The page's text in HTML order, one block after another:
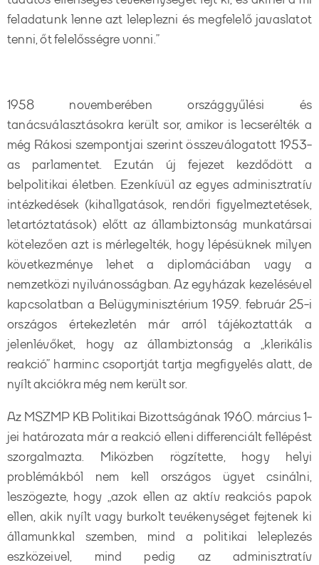
feladatunk lenne azt leleplezni és megfelelő javaslatot
tenni, őt felelősségre vonni.”
1958 novemberében országgyűlési és
tanácsválasztásokra került sor, amikor is lecserélték a
még Rákosi szempontjai szerint összeválogatott 1953-
as parlamentet. Ezután új fejezet kezdődött a
belpolitikai életben. Ezenkívül az egyes adminisztratív
intézkedések (kihallgatások, rendőri figyelmeztetések,
letartóztatások) előtt az állambiztonság munkatársai
kötelezően azt is mérlegelték, hogy lépésüknek milyen
következménye lehet a diplomáciában vagy a
nemzetközi nyilvánosságban. Az egyházak kezelésével
kapcsolatban a Belügyminisztérium 1959. február 25-i
országos értekezletén már arról tájékoztatták a
jelenlévőket, hogy az állambiztonság a „klerikális
reakció” harminc csoportját tartja megfigyelés alatt, de
nyílt akciókra még nem került sor.
Az MSZMP KB Politikai Bizottságának 1960. március 1-
jei határozata már a reakció elleni differenciált fellépést
szorgalmazta. Miközben rögzítette, hogy helyi
problémákból nem kell országos ügyet csinálni,
leszögezte, hogy „azok ellen az aktív reakciós papok
ellen, akik nyílt vagy burkolt tevékenységet fejtenek ki
államunkkal szemben, mind a politikai leleplezés
eszközeivel, mind pedig az adminisztratív